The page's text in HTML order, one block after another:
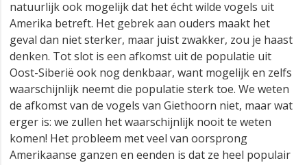
natuurlijk ook mogelijk dat het écht wilde vogels uit
Amerika betreft. Het gebrek aan ouders maakt het
geval dan niet sterker, maar juist zwakker, zou je haast
denken. Tot slot is een afkomst uit de populatie uit
Oost-Siberië ook nog denkbaar, want mogelijk en zelfs
waarschijnlijk neemt die populatie sterk toe. We weten
de afkomst van de vogels van Giethoorn niet, maar wat
erger is: we zullen het waarschijnlijk nooit te weten
komen! Het probleem met veel van oorsprong
Amerikaanse ganzen en eenden is dat ze heel populair